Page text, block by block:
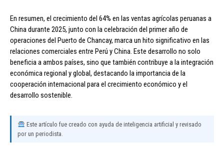
En resumen, el crecimiento del 64% en las ventas agrícolas peruanas a
China durante 2025, junto con la celebración del primer año de
operaciones del Puerto de Chancay, marca un hito significativo en las
relaciones comerciales entre Perú y China. Este desarrollo no solo
beneficia a ambos países, sino que también contribuye a la integración
económica regional y global, destacando la importancia de la
cooperación internacional para el crecimiento económico y el
desarrollo sostenible.
Este artículo fue creado con ayuda de inteligencia artificial y revisado
por un periodista.